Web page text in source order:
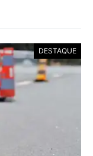
DESTAQUE